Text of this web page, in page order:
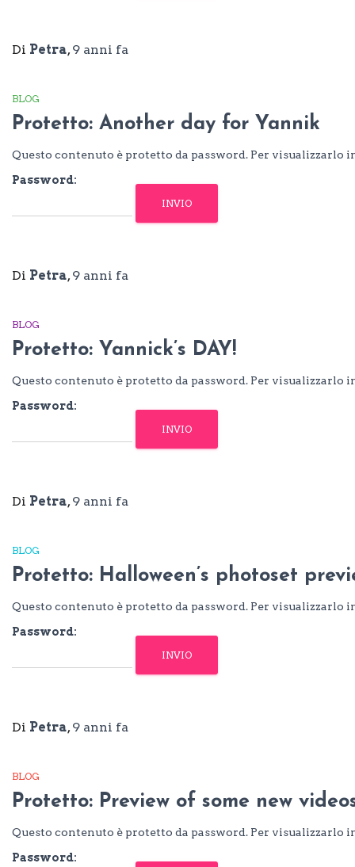
Di Petra,9 anni fa
BLOG
Protetto: Another day for Yannik
Questo contenuto è protetto da password. Per visualizzarlo
Password:
Di Petra,9 anni fa
BLOG
Protetto: Yannick’s DAY!
Questo contenuto è protetto da password. Per visualizzarlo
Password:
Di Petra,9 anni fa
BLOG
Protetto: Halloween’s photoset
Questo contenuto è protetto da password. Per visualizzarlo
Password:
Di Petra,9 anni fa
BLOG
Protetto: Preview of some new
Questo contenuto è protetto da password. Per visualizzarlo
Password: